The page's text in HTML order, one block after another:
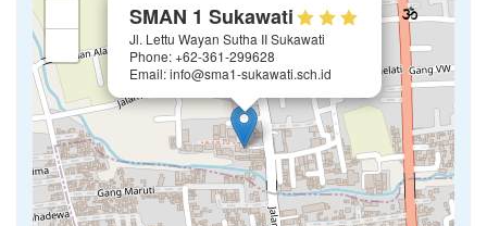
SMAN 1 Sukawati
Jl. Lettu Wayan Sutha II Sukawati
Phone: +62-361-299628
Email: info@sma1-sukawati.sch.id